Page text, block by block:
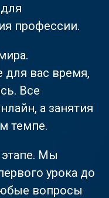
профессии.
для вас время,
Все
а занятия
темпе.
Мы
урока до
вопросы